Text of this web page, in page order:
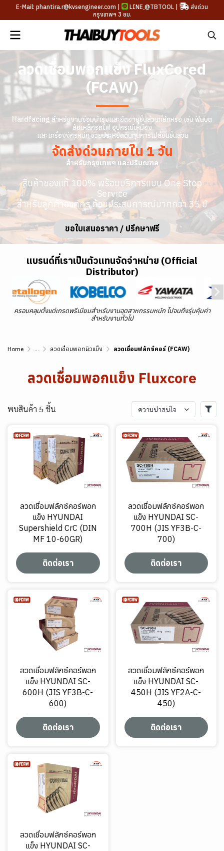
E-Mail: phantira.r@kvsengineer.com | LINE @TBTOOL |
ส่งด่วน
กรุงเทพฯ 3 ชม.
ลวดเชื่อมพอกแข็ง FluxCored
(FCAW)
Hardfacing สำหรับงานซ่อมบำรุงและยืดอายุชิ้นส่วนที่สึกหรอ เช่น ฟันบด
ล้อเหล็กรถไฟ อุปกรณ์เหมือง
และเครื่องจักรหนัก ช่วยประหยัดต้นทุนการเปลี่ยนชิ้นส่วน
จัดส่งด่วนภายใน 1 วัน
สำหรับกรุงเทพฯ และปริมณฑล
สินค้าของแท้ 100% พร้อมบริการแบบ One Stop
Service
สำหรับลูกค้าองค์กร ด้วยประสบการณ์มากกว่า 35 ปี
ขอใบเสนอราคา / ปรึกษาฟรี
แบรนด์ที่เราเป็นตัวแทนจัดจำหน่าย (Official
Distributor)
ครอบคลุมตั้งแต่เกรดพรีเมียมสำหรับงานอุตสาหกรรมหนัก ไปจนถึงรุ่นคุ้มค่า
สำหรับงานทั่วไป
Home ... ลวดเชื่อมพอกผิวแข็ง ลวดเชื่อมฟลักซ์คอร์ (FCAW)
ลวดเชื่อมพอกแข็ง Fluxcore
พบสินค้า 5 ชิ้น ความน่าสนใจ
ลวดเชื่อมฟลักซ์คอร์พอก
แข็ง HYUNDAI
Supershield CrC (DIN
MF 10-60GR)
ติดต่อเรา
ลวดเชื่อมฟลักซ์คอร์พอก
แข็ง HYUNDAI SC-
700H (JIS YF3B-C-
700)
ติดต่อเรา
ลวดเชื่อมฟลักซ์คอร์พอก
แข็ง HYUNDAI SC-
600H (JIS YF3B-C-
600)
ติดต่อเรา
ลวดเชื่อมฟลักซ์คอร์พอก
แข็ง HYUNDAI SC-
450H (JIS YF2A-C-
450)
ติดต่อเรา
ลวดเชื่อมฟลักซ์คอร์พอก
แข็ง HYUNDAI SC-